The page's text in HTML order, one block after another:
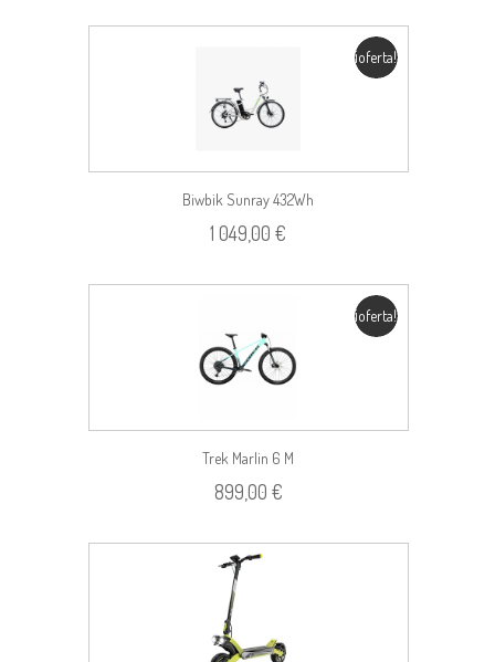
¡oferta!
Biwbik Sunray 432Wh
1 049,00 €
¡oferta!
Trek Marlin 6 M
899,00 €